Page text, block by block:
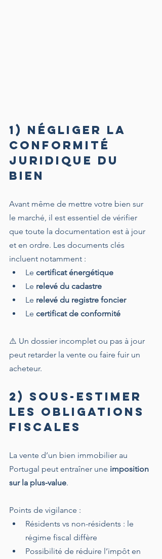
1) Négliger la
conformité
juridique du
bien
Avant même de mettre votre bien sur
le marché, il est essentiel de vérifier
que toute la documentation est à jour
et en ordre. Les documents clés
incluent notamment :
Le certificat énergétique
Le relevé du cadastre
Le relevé du registre foncier
Le certificat de conformité
⚠️ Un dossier incomplet ou pas à jour
peut retarder la vente ou faire fuir un
acheteur.
2) Sous-estimer
les obligations
fiscales
La vente d’un bien immobilier au
Portugal peut entraîner une imposition
sur la plus-value.
Points de vigilance :
Résidents vs non-résidents : le
régime fiscal diffère
Possibilité de réduire l’impôt en